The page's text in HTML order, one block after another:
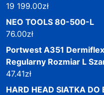
19 199.00zł
NEO TOOLS 80-500-L
76.00zł
Portwest A351
Regularny Rozmiar L
47.41zł
HARD HEAD SIATKA